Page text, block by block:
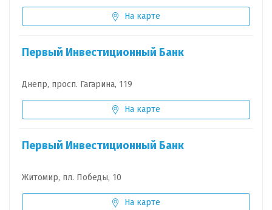
На карте
Первый Инвестиционный Банк
Днепр, просп. Гагарина, 119
На карте
Первый Инвестиционный Банк
Житомир, пл. Победы, 10
На карте